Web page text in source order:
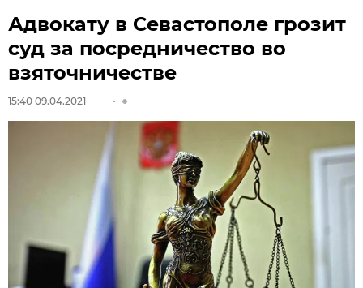
Адвокату в Севастополе грозит
суд за посредничество во
взяточничестве
15:40 09.04.2021